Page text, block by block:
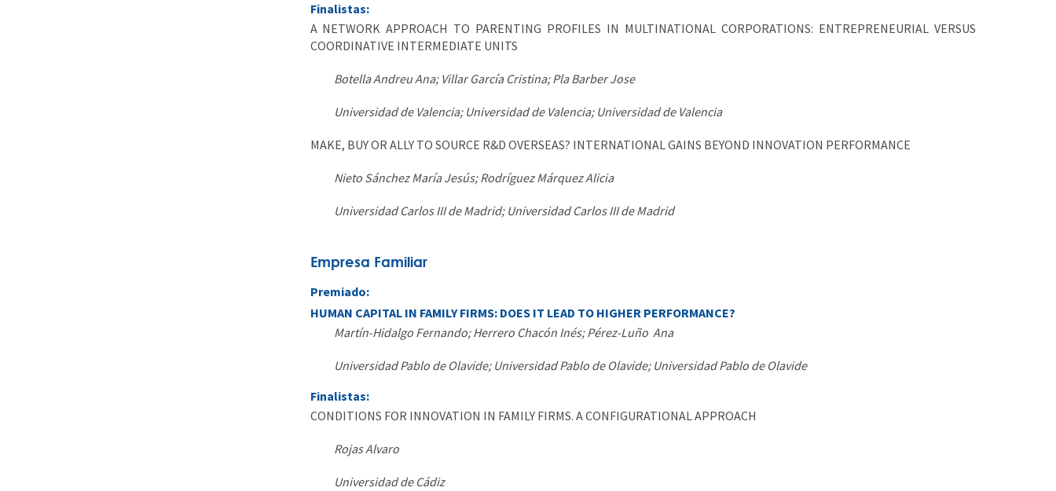
Finalistas:
A NETWORK APPROACH TO PARENTING PROFILES IN MULTINATIONAL CORPORATIONS: ENTREPRENEURIAL VERSUS
COORDINATIVE INTERMEDIATE UNITS
Botella Andreu Ana; Villar García Cristina; Pla Barber Jose
Universidad de Valencia; Universidad de Valencia; Universidad de Valencia
MAKE, BUY OR ALLY TO SOURCE R&D OVERSEAS? INTERNATIONAL GAINS BEYOND INNOVATION PERFORMANCE
Nieto Sánchez María Jesús; Rodríguez Márquez Alicia
Universidad Carlos III de Madrid; Universidad Carlos III de Madrid
Empresa Familiar
Premiado:
HUMAN CAPITAL IN FAMILY FIRMS: DOES IT LEAD TO HIGHER PERFORMANCE?
Martín-Hidalgo Fernando; Herrero Chacón Inés; Pérez-Luño Ana
Universidad Pablo de Olavide; Universidad Pablo de Olavide; Universidad Pablo de Olavide
Finalistas:
CONDITIONS FOR INNOVATION IN FAMILY FIRMS. A CONFIGURATIONAL APPROACH
Rojas Alvaro
Universidad de Cádiz